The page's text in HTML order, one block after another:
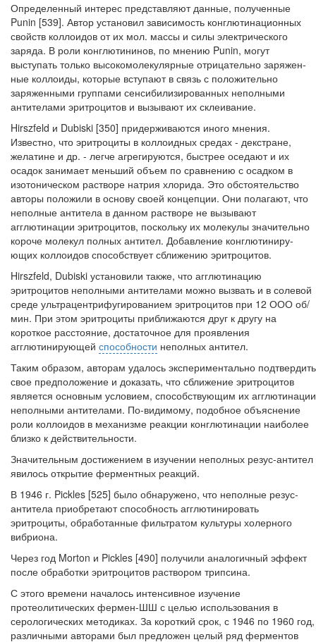
Определенный интерес представляют данные, полученные
Punin [539]. Автор установил зависимость конглютинационных
свойств коллоидов от их мол. массы и силы электрического
заряда. В роли конглютининов, по мнению Punin, могут
выступать только высокомолекулярные отрицательно заряжен­
ные коллоиды, которые вступают в связь с положительно
заряженными группа­ми сенсибилизированных неполными
антителами эритроцитов и вызывают их склеивание.
Hirszfeld и Dubiski [350] придерживаются иного мнения.
Известно, что эри­троциты в коллоидных средах - декстране,
желатине и др. - легче агрегиру­ются, быстрее оседают и их
осадок занимает меньший объем по сравнению с осадком в
изотоническом растворе натрия хлорида. Это обстоятельство
авторы положили в основу своей концепции. Они полагают, что
неполные антитела в данном растворе не вызывают
агглютинации эритроцитов, поскольку их моле­кулы значительно
короче молекул полных антител. Добавление конглютиниру-
ющих коллоидов способствует сближению эритроцитов.
Hirszfeld, Dubiski установили также, что агглютинацию
эритроцитов непол­ными антителами можно вызвать и в солевой
среде ультрацентрифугировани­ем эритроцитов при 12 ООО об/
мин. При этом эритроциты приближаются друг к другу на
короткое расстояние, достаточное для проявления
агглютинирующей способности неполных антител.
Таким образом, авторам удалось экспериментально подтвердить
свое пред­положение и доказать, что сближение эритроцитов
является основным услови­ем, способствующим их агглютинации
неполными антителами. По-видимому, подобное объяснение
роли коллоидов в механизме реакции конглютинации наи­более
близко к действительности.
Значительным достижением в изучении неполных резус-антител
явилось от­крытие ферментных реакций.
В 1946 г. Pickles [525] было обнаружено, что неполные резус-
антитела при­обретают способность агглютинировать
эритроциты, обработанные фильтратом культуры холерного
вибриона.
Через год Morton и Pickles [490] получили аналогичный эффект
после обра­ботки эритроцитов раствором трипсина.
С этого времени началось интенсивное изучение
протеолитических фермен-ШШ с целью использования в
серологических методиках. За короткий срок, с 1946 по 1960 год,
различными авторами был предложен целый ряд ферментов